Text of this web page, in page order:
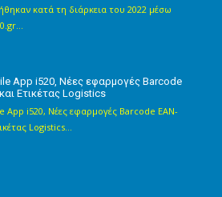
κατά τη διάρκεια του 2022 μέσω
App i520, Νέες εφαρμογές Barcode
Ετικέτας Logistics
App i520, Νέες εφαρμογές Barcode EAN-
Logistics...